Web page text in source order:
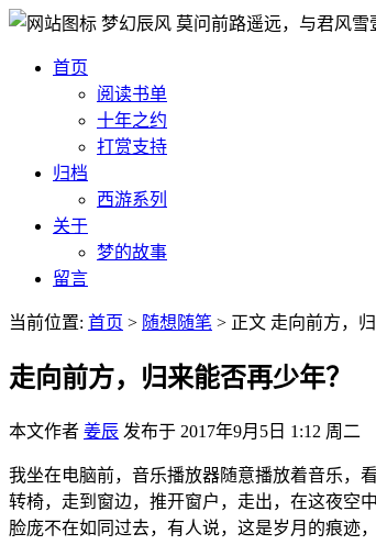
梦幻辰风 莫问前路遥远，与君风雪
首页
阅读书单
十年之约
打赏支持
归档
西游系列
关于
梦的故事
留言
当前位置: 首页 > 随想随笔 > 正文 走向前方，
走向前方，归来能否再少年？
本文作者 姜辰 发布于 2017年9月5日 1:12 周二
我坐在电脑前，音乐播放器随意播放着音乐，
转椅，走到窗边，推开窗户，走出，在这夜空
脸庞不在如同过去，有人说，这是岁月的痕迹